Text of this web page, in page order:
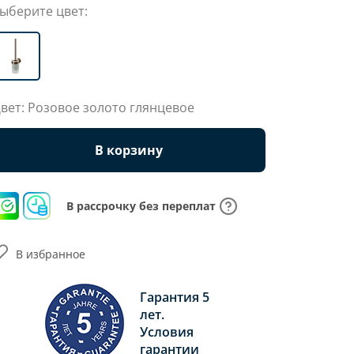
цвет:
Розовое золото глянцевое
В корзину
В рассрочку без переплат
Гарантия 5
лет.
Условия
гарантии
В избранное